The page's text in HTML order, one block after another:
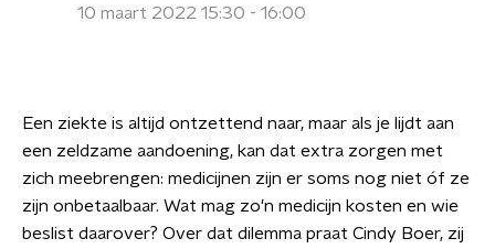
10 maart 2022 15:30 - 16:00
Een ziekte is altijd ontzettend naar, maar als je lijdt aan
een zeldzame aandoening, kan dat extra zorgen met
zich meebrengen: medicijnen zijn er soms nog niet óf ze
zijn onbetaalbaar. Wat mag zo'n medicijn kosten en wie
beslist daarover? Over dat dilemma praat Cindy Boer, zij